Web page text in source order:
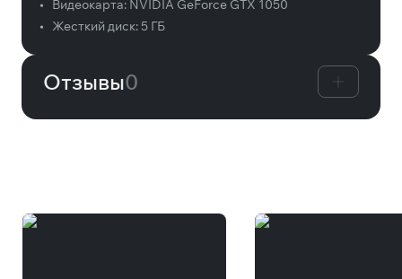
•
Видеокарта: NVIDIA GeForce GTX 1050
•
Жесткий диск: 5 ГБ
Отзывы0